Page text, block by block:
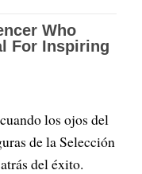
los ojos del
de la Selección
del éxito.